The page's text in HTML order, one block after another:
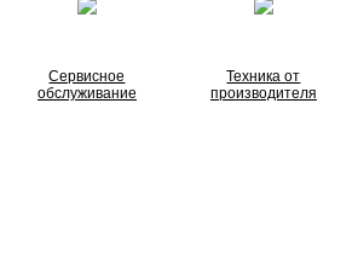
Сервисное
обслуживание
Техника от
производителя